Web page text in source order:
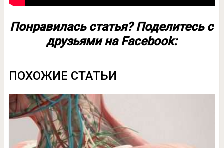
Понравилась статья? Поделитесь с
друзьями на Facebook:
ПОХОЖИЕ СТАТЬИ